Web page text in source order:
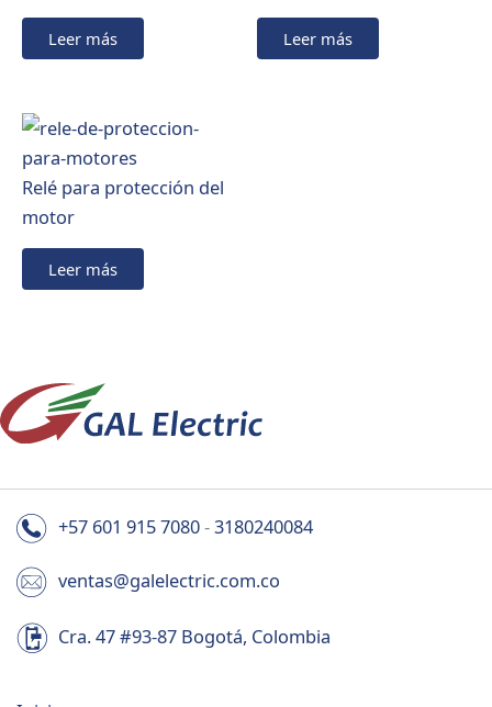
Leer más Leer más
Relé para protección del
motor
Leer más
+57 601 915 7080-3180240084
ventas@galelectric.com.co
Cra. 47 #93-87 Bogotá, Colombia